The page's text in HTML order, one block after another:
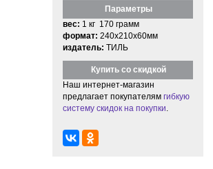
Параметры
вес: 1 кг 170 грамм
формат: 240x210x60мм
издатель: ТИЛЬ
Купить со скидкой
Наш интернет-магазин
предлагает покупателям гибкую
систему скидок на покупки